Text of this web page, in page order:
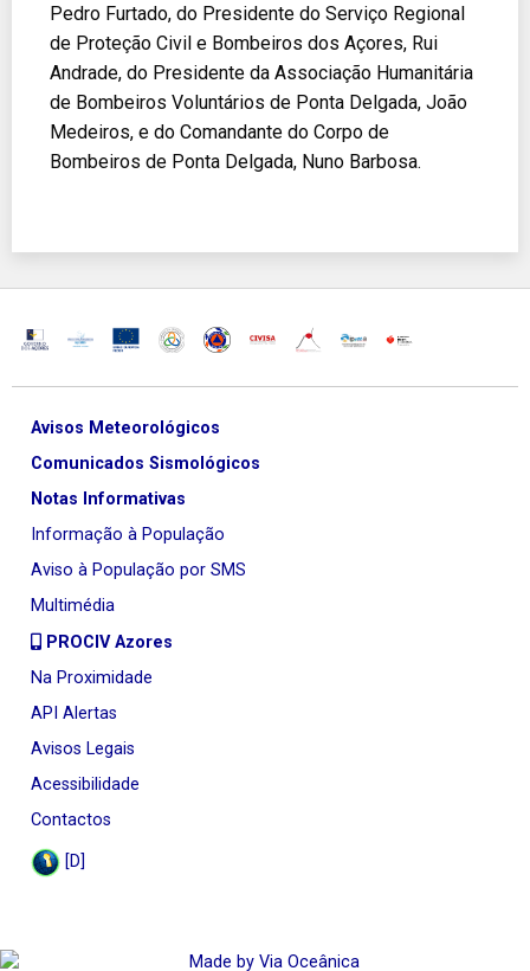
Pedro Furtado, do Presidente do Serviço Regional
de Proteção Civil e Bombeiros dos Açores, Rui
Andrade, do Presidente da Associação Humanitária
de Bombeiros Voluntários de Ponta Delgada, João
Medeiros, e do Comandante do Corpo de
Bombeiros de Ponta Delgada, Nuno Barbosa.
Avisos Meteorológicos
Comunicados Sismológicos
Notas Informativas
Informação à População
Aviso à População por SMS
Multimédia
PROCIV Azores
Na Proximidade
API Alertas
Avisos Legais
Acessibilidade
Contactos
[D]